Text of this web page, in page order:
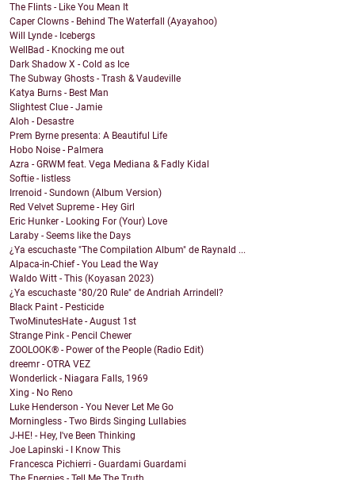
The Flints - Like You Mean It
Caper Clowns - Behind The Waterfall (Ayayahoo)
Will Lynde - Icebergs
WellBad - Knocking me out
Dark Shadow X - Cold as Ice
The Subway Ghosts - Trash & Vaudeville
Katya Burns - Best Man
Slightest Clue - Jamie
Aloh - Desastre
Prem Byrne presenta: A Beautiful Life
Hobo Noise - Palmera
Azra - GRWM feat. Vega Mediana & Fadly Kidal
Softie - listless
Irrenoid - Sundown (Album Version)
Red Velvet Supreme - Hey Girl
Eric Hunker - Looking For (Your) Love
Laraby - Seems like the Days
¿Ya escuchaste "The Compilation Album" de Raynald ...
Alpaca-in-Chief - You Lead the Way
Waldo Witt - This (Koyasan 2023)
¿Ya escuchaste "80/20 Rule" de Andriah Arrindell?
Black Paint - Pesticide
TwoMinutesHate - August 1st
Strange Pink - Pencil Chewer
ZOOLOOK® - Power of the People (Radio Edit)
dreemr - OTRA VEZ
Wonderlick - Niagara Falls, 1969
Xing - No Reno
Luke Henderson - You Never Let Me Go
Morningless - Two Birds Singing Lullabies
J-HE! - Hey, I've Been Thinking
Joe Lapinski - I Know This
Francesca Pichierri - Guardami Guardami